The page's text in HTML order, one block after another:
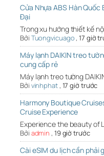
Cửa Nhựa ABS Hàn Quốc
Đại
Trong xu hướng thiết kế
Bởi Tuongvicuago,17 giờ
Máy lạnh DAIKIN treo
cung cấp rẻ
Máy lạnh treo tường
Bởi vinhphat, 17 giờ trước
Harmony Boutique
Cruise Experience
Experience the beauty of
Bởi admin , 19 giờ trước
Cài eSIM du lịch cần phải